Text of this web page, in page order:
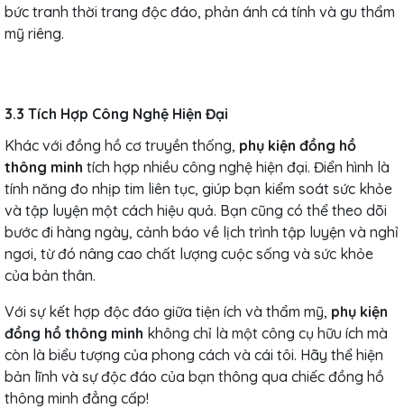
bức tranh thời trang độc đáo, phản ánh cá tính và gu thẩm
mỹ riêng.
3.3 Tích Hợp Công Nghệ Hiện Đại
Khác với đồng hồ cơ truyền thống, phụ kiện đồng hồ
thông minh tích hợp nhiều công nghệ hiện đại. Điển hình là
tính năng đo nhịp tim liên tục, giúp bạn kiểm soát sức khỏe
và tập luyện một cách hiệu quả. Bạn cũng có thể theo dõi
bước đi hàng ngày, cảnh báo về lịch trình tập luyện và nghỉ
ngơi, từ đó nâng cao chất lượng cuộc sống và sức khỏe
của bản thân.
Với sự kết hợp độc đáo giữa tiện ích và thẩm mỹ, phụ kiện
đồng hồ thông minh không chỉ là một công cụ hữu ích mà
còn là biểu tượng của phong cách và cái tôi. Hãy thể hiện
bản lĩnh và sự độc đáo của bạn thông qua chiếc đồng hồ
thông minh đẳng cấp!